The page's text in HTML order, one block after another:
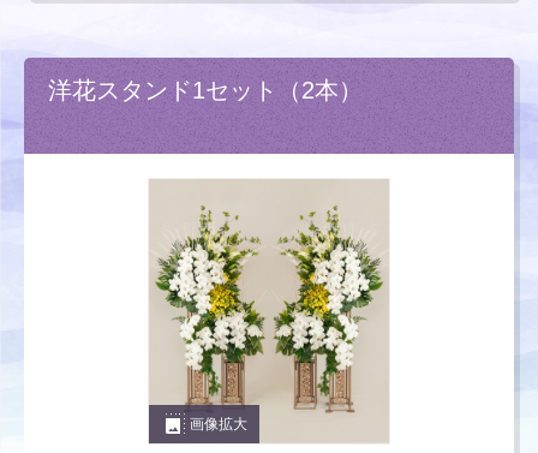
洋花スタンド1セット（2本）
photo_size_select_large 画像拡大